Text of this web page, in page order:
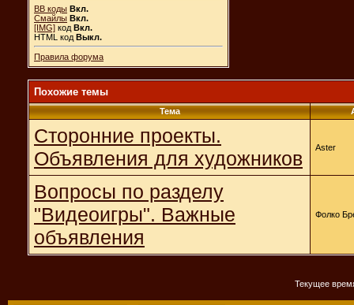
BB коды Вкл.
Смайлы Вкл.
[IMG] код Вкл.
HTML код Выкл.
Правила форума
Похожие темы
Тема
Сторонние проекты.
Объявления для художников
Aster
Вопросы по разделу
"Видеоигры". Важные
объявления
Фолко
Текущее